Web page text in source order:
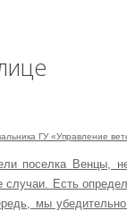
ГУ «Управление
поселка Венцы,
случаи. Есть
мы убедительно